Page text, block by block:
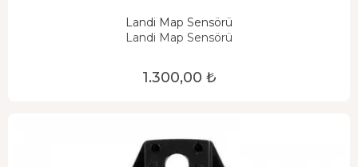
Landi Map Sensörü
Landi Map Sensörü
1.300,00 ₺